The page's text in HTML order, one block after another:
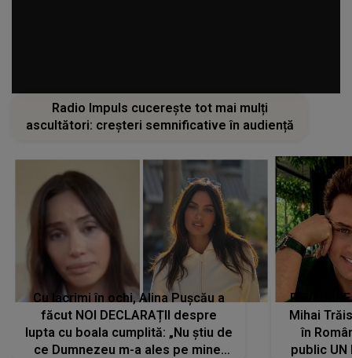
Radio Impuls cucerește tot mai mulți
ascultători: creșteri semnificative în audiență
Cu lacrimi în ochi, Alina Pușcău a
făcut NOI DECLARAȚII despre
lupta cu boala cumplită: „Nu știu de
ce Dumnezeu m-a ales pe mine.
Mihai
în
public UN